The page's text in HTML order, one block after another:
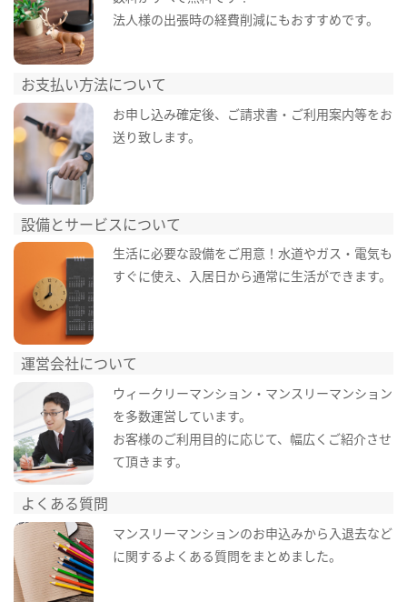
法人様の出張時の経費削減にもおすすめです。
お支払い方法について
お申し込み確定後、ご請求書・ご利用案内等をお
送り致します。
設備とサービスについて
生活に必要な設備をご用意！水道やガス・電気も
すぐに使え、入居日から通常に生活ができます。
運営会社について
ウィークリーマンション・マンスリーマンション
を多数運営しています。
お客様のご利用目的に応じて、幅広くご紹介させ
て頂きます。
よくある質問
マンスリーマンションのお申込みから入退去など
に関するよくある質問をまとめました。